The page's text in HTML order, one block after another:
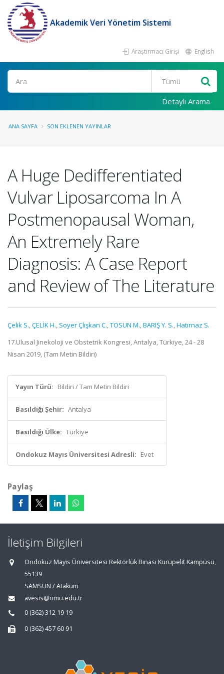
Akademik Veri Yönetim Sistemi
Araştırmacı Girişi English
Ara
Detaylı Arama
ANA SAYFA SON EKLENEN YAYINLAR
A Huge Dedifferentiated
Vulvar Liposarcoma In A
Postmenopausal Woman,
An Extremely Rare
Diagnosis: A Case Report
and Review of The Literature
Çelik S.,ÇELİK H., Soyer Çlışkan C.,TOSUN M.,BARIŞ Y. S.,Hatırnaz S.
17.Ulusal Jinekoloji ve Obstetrik Kongresi, Antalya, Türkiye, 24 - 28
Nisan 2019, (Tam Metin Bildiri)
Yayın Türü: Bildiri / Tam Metin Bildiri
Basıldığı Şehir: Antalya
Basıldığı Ülke: Türkiye
Ondokuz Mayıs Üniversitesi Adresli: Evet
Paylaş
İletişim Bilgileri
Ondokuz Mayıs Üniversitesi Rektörlük Binası Kurupelit Kampüsü,
55139
SAMSUN / Atakum
avesis@omu.edu.tr
0 (362) 312 19 19
0 (362) 457 60 91